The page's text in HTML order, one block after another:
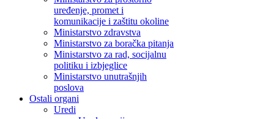
uređenje, promet i
komunikacije i zaštitu okoline
Ministarstvo zdravstva
Ministarstvo za boračka pitanja
Ministarstvo za rad, socijalnu
politiku i izbjeglice
Ministarstvo unutrašnjih
poslova
Ostali organi
Uredi